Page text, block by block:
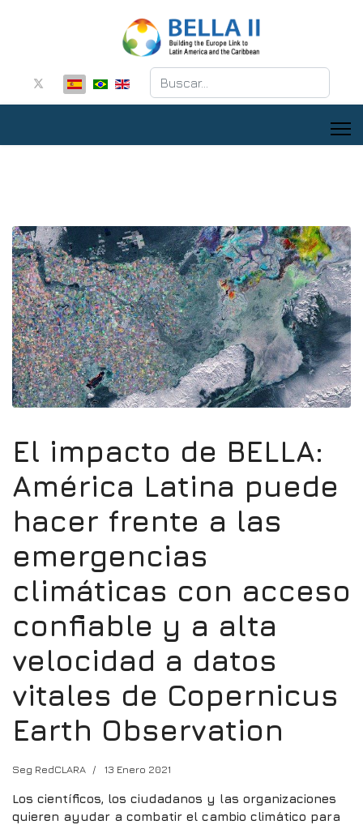
Buscar
El impacto de BELLA:
América Latina puede
hacer frente a las
emergencias
climáticas con acceso
confiable y a alta
velocidad a datos
vitales de Copernicus
Earth Observation
Seg RedCLARA 13 Enero 2021
Los científicos, los ciudadanos y las organizaciones
quieren ayudar a combatir el cambio climático para